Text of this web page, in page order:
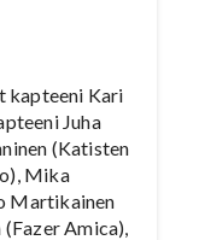
kapteeni Kari
Juha
(Katisten
Mika
Martikainen
(Fazer Amica),